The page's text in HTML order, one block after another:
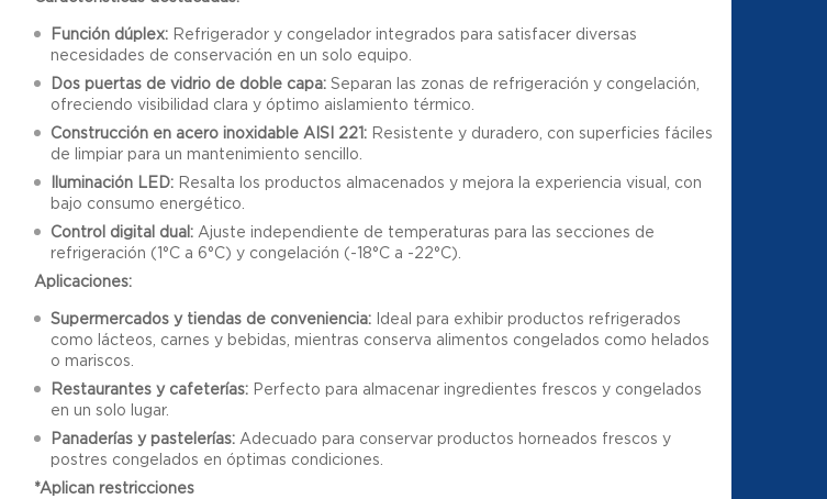
Función dúplex: Refrigerador y congelador integrados para satisfacer diversas
necesidades de conservación en un solo equipo.
Dos puertas de vidrio de doble capa: Separan las zonas de refrigeración y congelación,
ofreciendo visibilidad clara y óptimo aislamiento térmico.
Construcción en acero inoxidable AISI 221: Resistente y duradero, con superficies fáciles
de limpiar para un mantenimiento sencillo.
Iluminación LED: Resalta los productos almacenados y mejora la experiencia visual, con
bajo consumo energético.
Control digital dual: Ajuste independiente de temperaturas para las secciones de
refrigeración (1°C a 6°C) y congelación (-18°C a -22°C).
Aplicaciones:
Supermercados y tiendas de conveniencia: Ideal para exhibir productos refrigerados
como lácteos, carnes y bebidas, mientras conserva alimentos congelados como helados
o mariscos.
Restaurantes y cafeterías: Perfecto para almacenar ingredientes frescos y congelados
en un solo lugar.
Panaderías y pastelerías: Adecuado para conservar productos horneados frescos y
postres congelados en óptimas condiciones.
*Aplican restricciones